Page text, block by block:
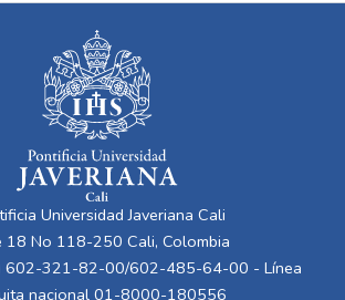
Universidad Javeriana Cali
18 No 118-250 Cali, Colombia
602-321-82-00/602-485-64-00 - Línea
nacional 01-8000-180556